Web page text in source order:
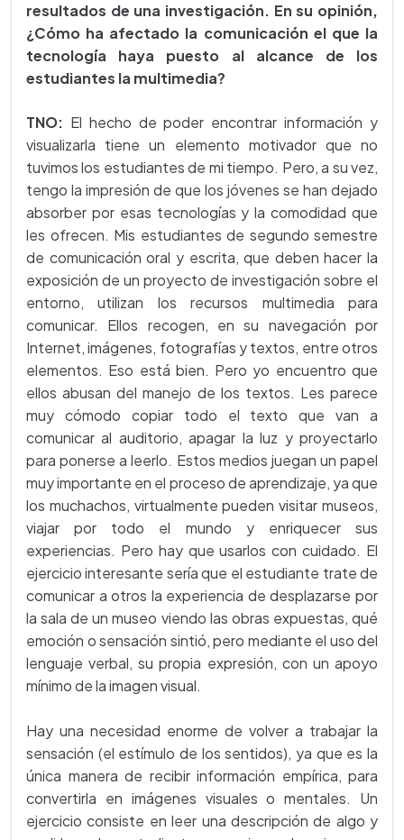
resultados de una investigación. En su opinión,
¿Cómo ha afectado la comunicación el que la
tecnología haya puesto al alcance de los
estudiantes la multimedia?
TNO: El hecho de poder encontrar información y
visualizarla tiene un elemento motivador que no
tuvimos los estudiantes de mi tiempo. Pero, a su vez,
tengo la impresión de que los jóvenes se han dejado
absorber por esas tecnologías y la comodidad que
les ofrecen. Mis estudiantes de segundo semestre
de comunicación oral y escrita, que deben hacer la
exposición de un proyecto de investigación sobre el
entorno, utilizan los recursos multimedia para
comunicar. Ellos recogen, en su navegación por
Internet, imágenes, fotografías y textos, entre otros
elementos. Eso está bien. Pero yo encuentro que
ellos abusan del manejo de los textos. Les parece
muy cómodo copiar todo el texto que van a
comunicar al auditorio, apagar la luz y proyectarlo
para ponerse a leerlo. Estos medios juegan un papel
muy importante en el proceso de aprendizaje, ya que
los muchachos, virtualmente pueden visitar museos,
viajar por todo el mundo y enriquecer sus
experiencias. Pero hay que usarlos con cuidado. El
ejercicio interesante sería que el estudiante trate de
comunicar a otros la experiencia de desplazarse por
la sala de un museo viendo las obras expuestas, qué
emoción o sensación sintió, pero mediante el uso del
lenguaje verbal, su propia expresión, con un apoyo
mínimo de la imagen visual.
Hay una necesidad enorme de volver a trabajar la
sensación (el estímulo de los sentidos), ya que es la
única manera de recibir información empírica, para
convertirla en imágenes visuales o mentales. Un
ejercicio consiste en leer una descripción de algo y